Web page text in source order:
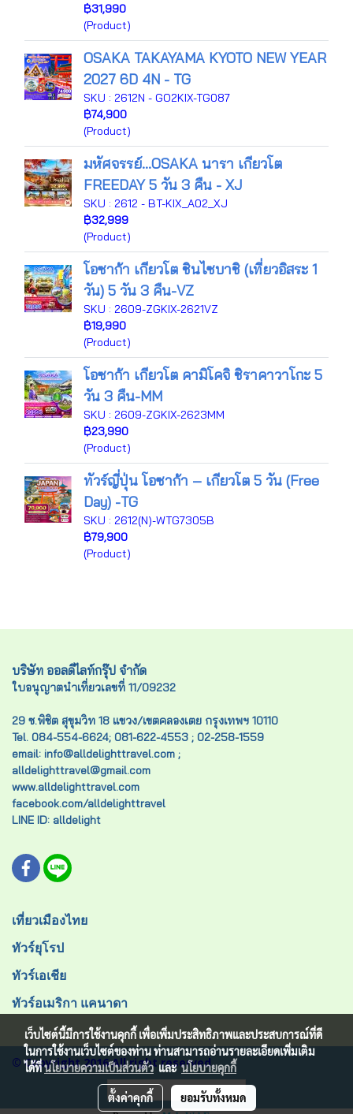
฿31,990
(Product)
OSAKA TAKAYAMA KYOTO NEW YEAR
2027 6D 4N - TG
SKU : 2612N - GO2KIX-TG087
฿74,900
(Product)
มหัศจรรย์...OSAKA นารา เกียวโต
FREEDAY 5 วัน 3 คืน - XJ
SKU : 2612 - BT-KIX_A02_XJ
฿32,999
(Product)
โอซาก้า เกียวโต ชินไซบาชิ (เที่ยวอิสระ 1
วัน) 5 วัน 3 คืน-VZ
SKU : 2609-ZGKIX-2621VZ
฿19,990
(Product)
โอซาก้า เกียวโต คามิโคจิ ชิราคาวาโกะ 5
วัน 3 คืน-MM
SKU : 2609-ZGKIX-2623MM
฿23,990
(Product)
ทัวร์ญี่ปุ่น โอซาก้า – เกียวโต 5 วัน (Free
Day) -TG
SKU : 2612(N)-WTG7305B
฿79,900
(Product)
บริษัท ออลดีไลท์กรุ๊ป จำกัด
ใบอนุญาตนำเที่ยวเลขที่ 11/09232
29 ซ.พิชิต สุขุมวิท 18 แขวง/เขตคลองเตย กรุงเทพฯ 10110
Tel. 084-554-6624; 081-622-4553 ; 02-258-1559
email: info@alldelighttravel.com ;
alldelighttravel@gmail.com
www.alldelighttravel.com
facebook.com/alldelighttravel
LINE ID: alldelight
เที่ยวเมืองไทย
ทัวร์ยุโรป
ทัวร์เอเชีย
ทัวร์อเมริกา แคนาดา
© Copyright 2016 All right reserved.
ผู้เข้าชมวันนี้
1
เว็บไซต์นี้มีการใช้งานคุกกี้ เพื่อเพิ่มประสิทธิภาพและประสบการณ์ที่ดี
ในการใช้งานเว็บไซต์ของท่าน ท่านสามารถอ่านรายละเอียดเพิ่มเติม
ได้ที่นโยบายความเป็นส่วนตัวและนโยบายคุกกี้
ตั้งค่าคุกกี้ ยอมรับทั้งหมด